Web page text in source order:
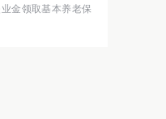
金领取基本养老保